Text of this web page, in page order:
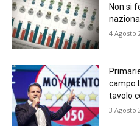
Non si
4 Agosto
campo
tavolo
3 Agosto